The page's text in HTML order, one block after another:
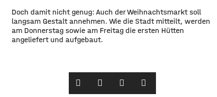
Doch damit nicht genug: Auch der Weihnachtsmarkt soll
langsam Gestalt annehmen. Wie die Stadt mitteilt, werden
am Donnerstag sowie am Freitag die ersten Hütten
angeliefert und aufgebaut.